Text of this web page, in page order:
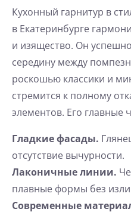
Кухонный гарнитур в
в Екатеринбурге
и изящество. Он
середину между
роскошью классики и
стремится к полному
элементов. Его главные
Гладкие фасады.
отсутствие вычурности.
Лаконичные линии.
плавные формы без
Современные